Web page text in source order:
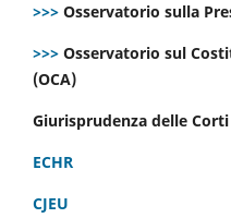
>>> Osservatorio sulla
>>> Osservatorio sul
(OCA)
Giurisprudenza delle
ECHR
CJEU